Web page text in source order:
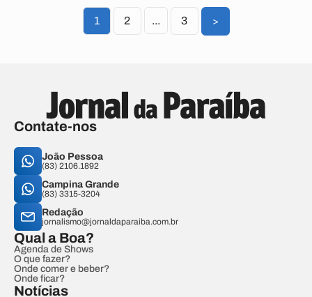
1 2 ... 3 >
Contate-nos
João Pessoa
(83) 2106.1892
Campina Grande
(83) 3315-3204
Redação
jornalismo@jornaldaparaiba.com.br
Qual a Boa?
Agenda de Shows
O que fazer?
Onde comer e beber?
Onde ficar?
Notícias